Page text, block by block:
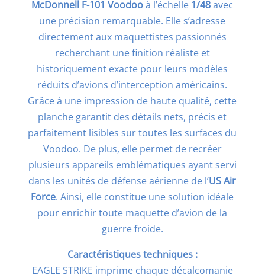
McDonnell F-101 Voodooà l’échelle 1/48avec
une précision remarquable. Elle s’adresse
directement aux maquettistes passionnés
recherchant une finition réaliste et
historiquement exacte pour leurs modèles
réduits d’avions d’interception américains.
Grâce à une impression de haute qualité, cette
planche garantit des détails nets, précis et
parfaitement lisibles sur toutes les surfaces du
Voodoo. De plus, elle permet de recréer
plusieurs appareils emblématiques ayant servi
dans les unités de défense aérienne de l’US Air
Force. Ainsi, elle constitue une solution idéale
pour enrichir toute maquette d’avion de la
guerre froide.
Caractéristiques techniques :
EAGLE STRIKE imprime chaque décalcomanie